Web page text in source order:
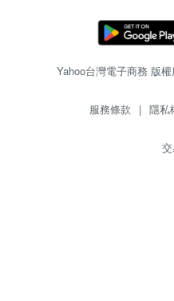
Yahoo台灣電子商務 版
服務條款 | 隱私